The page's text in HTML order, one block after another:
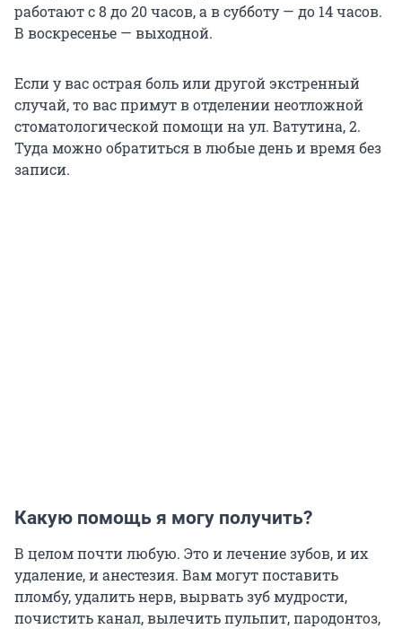
работают с 8 до 20 часов, а в субботу — до 14 часов.
В воскресенье — выходной.
Если у вас острая боль или другой экстренный
случай, то вас примут в отделении неотложной
стоматологической помощи на ул. Ватутина, 2.
Туда можно обратиться в любые день и время без
записи.
Какую помощь я могу получить?
В целом почти любую. Это и лечение зубов, и их
удаление, и анестезия. Вам могут поставить
пломбу, удалить нерв, вырвать зуб мудрости,
почистить канал, вылечить пульпит, пародонтоз,